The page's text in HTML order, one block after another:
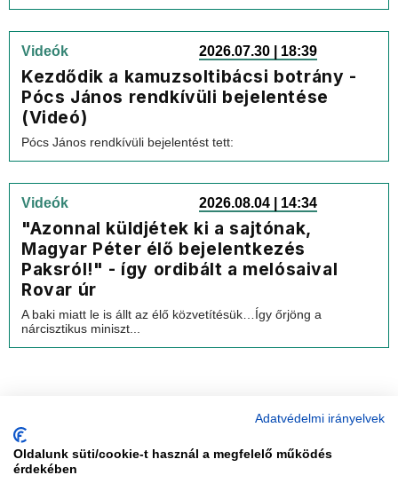
Videók 2026.07.30 | 18:39
Kezdődik a kamuzsoltibácsi botrány -
Pócs János rendkívüli bejelentése
(Videó)
Pócs János rendkívüli bejelentést tett:
Videók 2026.08.04 | 14:34
"Azonnal küldjétek ki a sajtónak,
Magyar Péter élő bejelentkezés
Paksról!" - így ordibált a melósaival
Rovar úr
A baki miatt le is állt az élő közvetítésük…Így őrjöng a
nárcisztikus miniszt...
Adatvédelmi irányelvek
Oldalunk süti/cookie-t használ a megfelelő működés
érdekében